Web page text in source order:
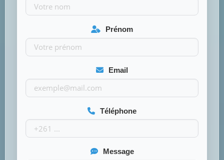
Prénom
Email
Téléphone
Message